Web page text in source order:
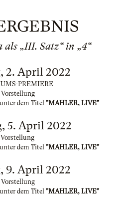
als „III. Satz“ in „4“
2. April 2022
PREMIERE
Vorstellung
dem Titel "MAHLER, LIVE"
5. April 2022
Vorstellung
dem Titel "MAHLER, LIVE"
9. April 2022
Vorstellung
dem Titel "MAHLER, LIVE"